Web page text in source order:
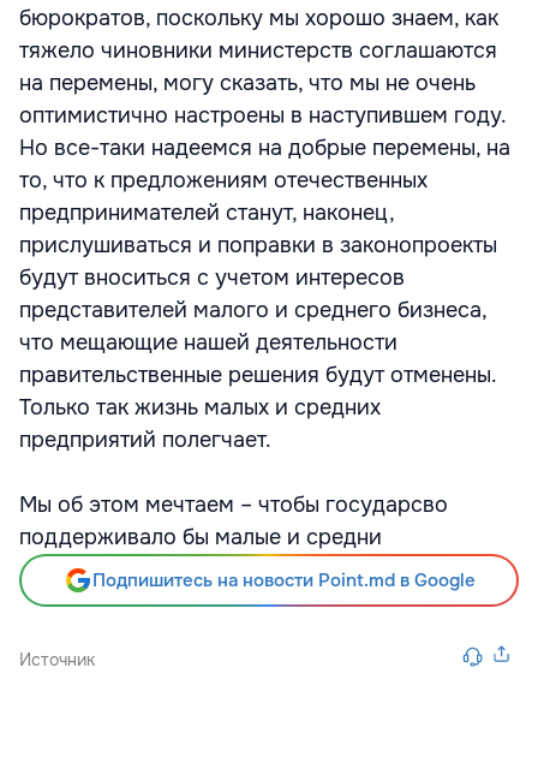
бюрократов, поскольку мы хорошо знаем, как
тяжело чиновники министерств соглашаются
на перемены, могу сказать, что мы не очень
оптимистично настроены в наступившем году.
Но все-таки надеемся на добрые перемены, на
то, что к предложениям отечественных
предпринимателей станут, наконец,
прислушиваться и поправки в законопроекты
будут вноситься с учетом интересов
представителей малого и среднего бизнеса,
что мещающие нашей деятельности
правительственные решения будут отменены.
Только так жизнь малых и средних
предприятий полегчает.
Мы об этом мечтаем – чтобы государсво
поддерживало бы малые и средни
Подпишитесь на новости Point.md в Google
Источник